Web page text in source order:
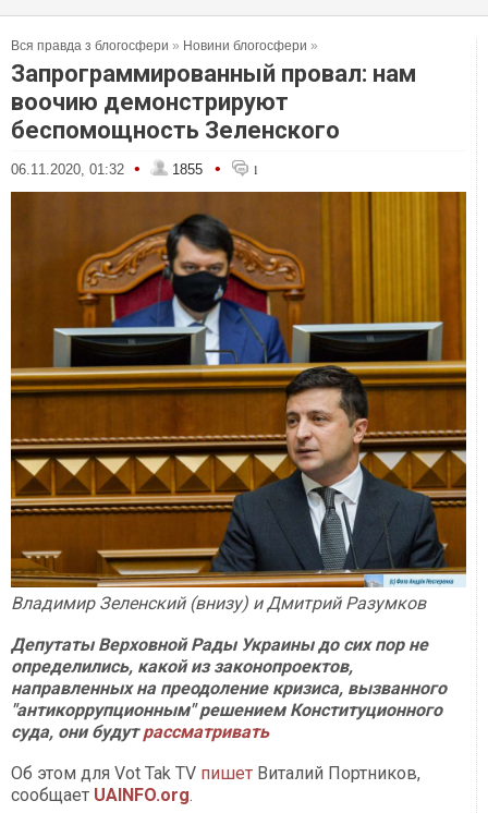
Вся правда з блогосфери » Новини блогосфери »
Запрограммированный провал: нам
воочию демонстрируют
беспомощность Зеленского
06.11.2020, 01:32 • 1855 • 1
Владимир Зеленский (внизу) и Дмитрий Разумков
Депутаты Верховной Рады Украины до сих пор не
определились, какой из законопроектов,
направленных на преодоление кризиса, вызванного
"антикоррупционным" решением Конституционного
суда, они будутрассматривать
Об этом для Vot Tak TV пишет Виталий Портников,
сообщает UAINFO.org.